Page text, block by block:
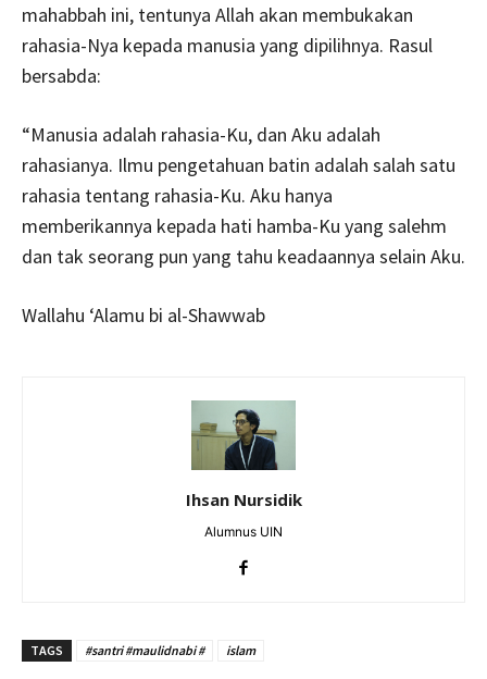
mahabbah ini, tentunya Allah akan membukakan
rahasia-Nya kepada manusia yang dipilihnya. Rasul
bersabda:
“Manusia adalah rahasia-Ku, dan Aku adalah
rahasianya. Ilmu pengetahuan batin adalah salah satu
rahasia tentang rahasia-Ku. Aku hanya
memberikannya kepada hati hamba-Ku yang salehm
dan tak seorang pun yang tahu keadaannya selain Aku.
Wallahu ‘Alamu bi al-Shawwab
Ihsan Nursidik
Alumnus UIN
TAGS #santri #maulidnabi # islam